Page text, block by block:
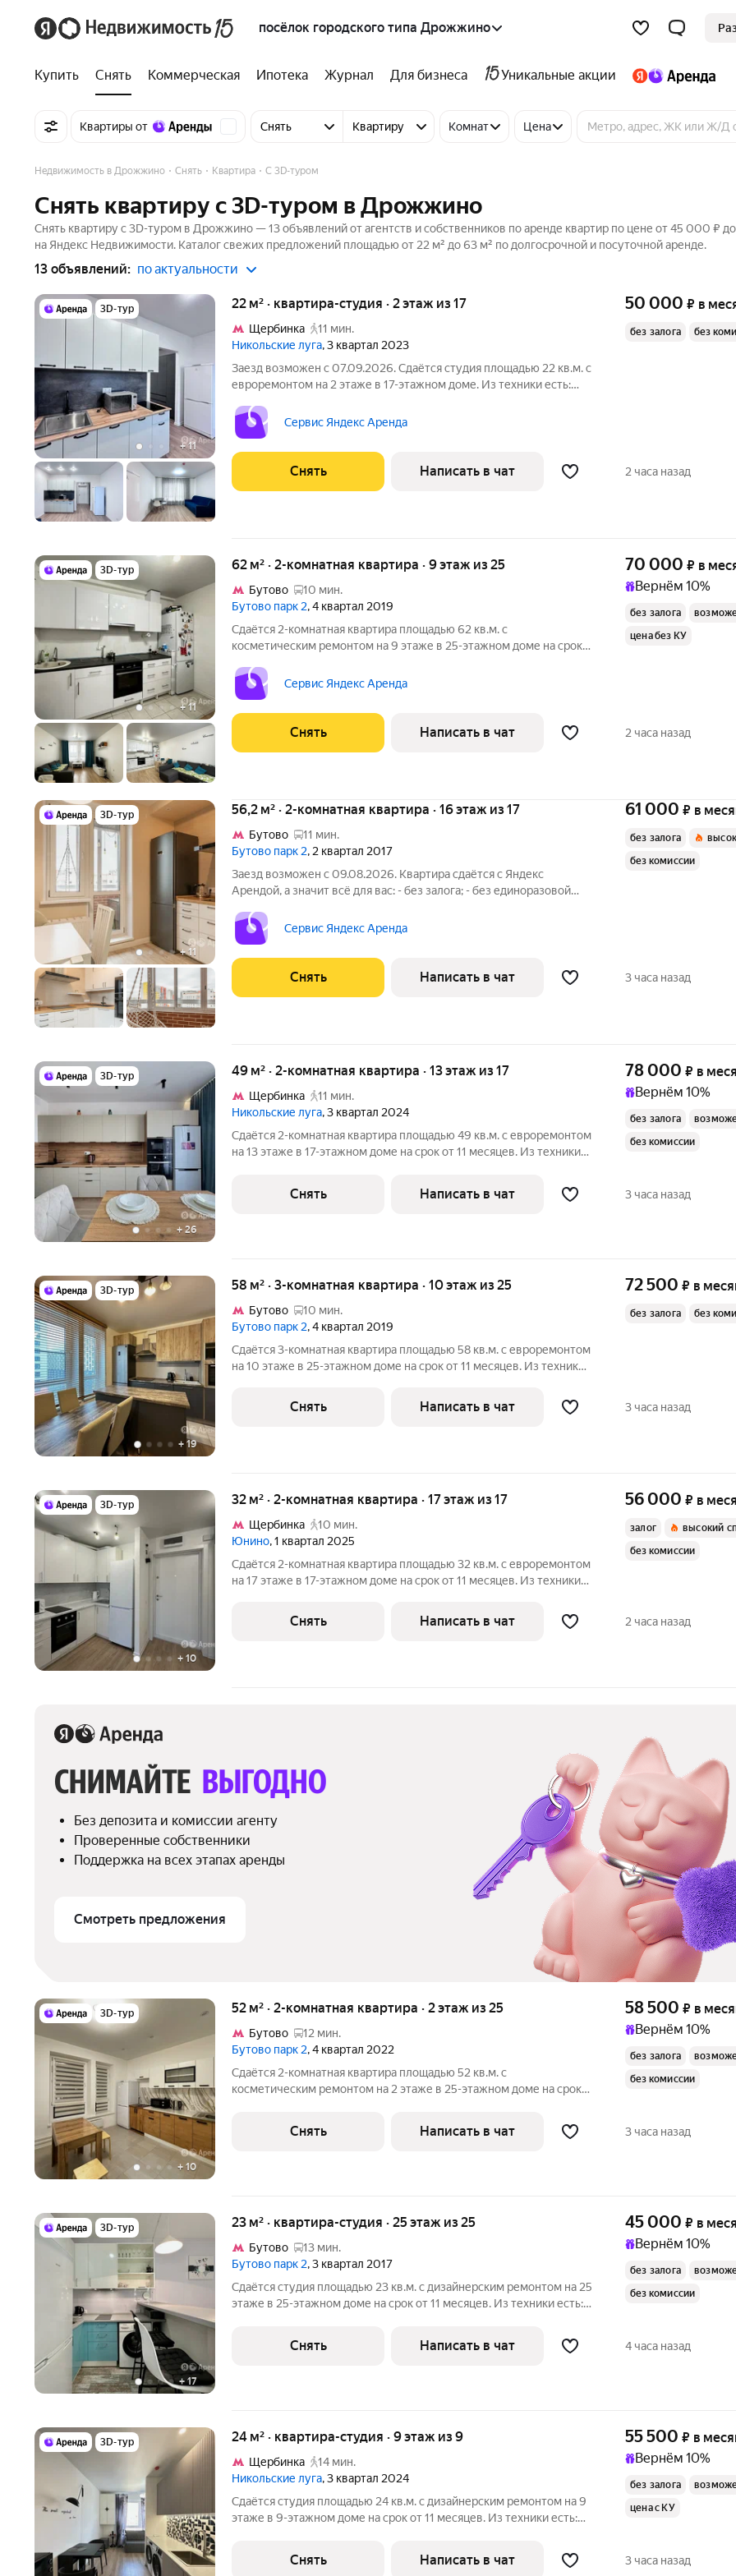
посёлок городского типа Дрожжино
Купить Снять Коммерческая Ипотека Журнал Для бизнеса Уникальные акции
Квартиры от Снять Квартиру Комнат Цена
Недвижимость в Дрожжино Снять Квартира C 3D-туром
Снять квартиру c 3D-туром в Дрожжино
Снять квартиру c 3D-туром в Дрожжино — 13 объявлений от агентств и собственников по аренде квартир по цене от 45 000 ₽
на Яндекс Недвижимости. Каталог свежих предложений площадью от 22 м² до 63 м² по долгосрочной и посуточной аренде.
13 объявлений: по актуальности
3D-тур
+11
22 м² · квартира-студия · 2 этаж из 17
Щербинка
11 мин.
Никольские луга, 3 квартал 2023
Заезд возможен с 07.09.2026. Сдаётся студия площадью 22 кв.м. с
евроремонтом на 2 этаже в 17-этажном доме. Из техники есть:
монолитный, окна выходят на улицу. В подъезде 2 лифта - 1
грузовой и 1
Сервис Яндекс Аренда
50 000 ₽ в
без залога без
Снять Написать в чат 2 часа назад
3D-тур
+11
62 м² · 2-комнатная квартира · 9 этаж из 25
Бутово
10 мин.
Бутово парк 2, 4 квартал 2019
Сдаётся 2-комнатная квартира площадью 62 кв.м. с
косметическим ремонтом на 9 этаже в 25-этажном доме на срок
Стиральная машина Холодильник Пылесос Дом - панельный, окна
выходят на улицу. В
Сервис Яндекс Аренда
70 000 ₽ в
Вернём 10%
без залога
цена без КУ
Снять Написать в чат 2 часа назад
3D-тур
+11
56,2 м² · 2-комнатная квартира · 16 этаж из 17
Бутово
11 мин.
Бутово парк 2, 2 квартал 2017
Заезд возможен с 09.08.2026. Квартира сдаётся с Яндекс
Арендой, а значит всё для вас: - без залога; - без единоразовой
проживания. Мы можем показать вам квартиру онлайн это так же
детально,
Сервис Яндекс Аренда
61 000 ₽ в
без залога
без комиссии
Снять Написать в чат 3 часа назад
3D-тур
+ 26
49 м² · 2-комнатная квартира · 13 этаж из 17
Щербинка
11 мин.
Никольские луга, 3 квартал 2024
Сдаётся 2-комнатная квартира площадью 49 кв.м. с евроремонтом
на 13 этаже в 17-этажном доме на срок от 11 месяцев. Из техники
Кондиционер Микроволновка Дом - монолитный, окна выходят во
78 000 ₽ в
Вернём 10%
без залога
без комиссии
Снять Написать в чат 3 часа назад
3D-тур
+ 19
58 м² · 3-комнатная квартира · 10 этаж из 25
Бутово
10 мин.
Бутово парк 2, 4 квартал 2019
Сдаётся 3-комнатная квартира площадью 58 кв.м. с евроремонтом
на 10 этаже в 25-этажном доме на срок от 11 месяцев. Из техники
72 500 ₽ в
без залога без
Снять Написать в чат 3 часа назад
3D-тур
+ 10
32 м² · 2-комнатная квартира · 17 этаж из 17
Щербинка
10 мин.
Юнино, 1 квартал 2025
Сдаётся 2-комнатная квартира площадью 32 кв.м. с евроремонтом
на 17 этаже в 17-этажном доме на срок от 11 месяцев. Из техники
Кондиционер Микроволновка Дом - монолитный, окна выходят во
56 000 ₽ в
залог
высокий
без комиссии
Снять Написать в чат 2 часа назад
СНИМАЙТЕ ВЫГОДНО
Без депозита и комиссии агенту
Проверенные собственники
Поддержка на всех этапах аренды
Смотреть предложения
3D-тур
+ 10
52 м² · 2-комнатная квартира · 2 этаж из 25
Бутово
12 мин.
Бутово парк 2, 4 квартал 2022
Сдаётся 2-комнатная квартира площадью 52 кв.м. с
косметическим ремонтом на 2 этаже в 25-этажном доме на срок
монолитный, окна выходят во
58 500 ₽ в
Вернём 10%
без залога
без комиссии
Снять Написать в чат 3 часа назад
3D-тур
+17
23 м² · квартира-студия · 25 этаж из 25
Бутово
13 мин.
Бутово парк 2, 3 квартал 2017
Сдаётся студия площадью 23 кв.м. с дизайнерским ремонтом на 25
этаже в 25-этажном доме на срок от 11 месяцев. Из техники есть:
45 000 ₽ в
Вернём 10%
без залога
без комиссии
Снять Написать в чат 4 часа назад
3D-тур 24 м² · квартира-студия · 9 этаж из 9
Щербинка
14 мин.
Никольские луга, 3 квартал 2024
Сдаётся студия площадью 24 кв.м. с дизайнерским ремонтом на 9
этаже в 9-этажном доме на срок от 11 месяцев. Из техники есть:
55 500 ₽ в
Вернём 10%
без залога
цена с КУ
Снять Написать в чат 3 часа назад